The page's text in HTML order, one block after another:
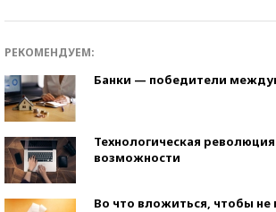
РЕКОМЕНДУЕМ:
Банки — победители
Технологическая
возможности
Во что вложиться, чтобы не